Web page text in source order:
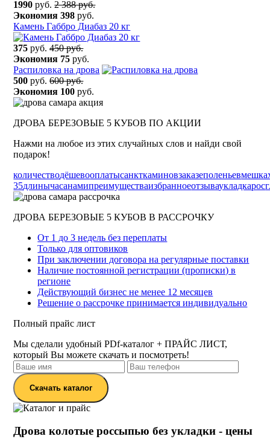
1990 руб.2 388 руб.
Экономия 398 руб.
Камень Габбро Диабаз 20 кг
375 руб.450 руб.
Экономия 75 руб.
Распиловка на дрова
500 руб.600 руб.
Экономия 100 руб.
ДРОВА БЕРЕЗОВЫЕ 5 КУБОВ ПО АКЦИИ
Нажми на любое из этих случайных слов и найди свой
подарок!
количестводёшевооплатысанкткаминовзаказеполеньев
35длинычасанамипреимуществаизбранноеотзываукладкарос
ДРОВА БЕРЕЗОВЫЕ 5 КУБОВ В РАССРОЧКУ
От 1 до 3 недель без переплаты
Только для оптовиков
При заключении договора на регулярные поставки
Наличие постоянной регистрации (прописки) в
регионе
Действующий бизнес не менее 12 месяцев
Решение о рассрочке принимается индивидуально
Полный прайс лист
Мы сделали удобный PDf-каталог + ПРАЙС ЛИСТ,
который Вы можете скачать и посмотреть!
Скачать каталог
Дрова колотые россыпью без укладки - цены